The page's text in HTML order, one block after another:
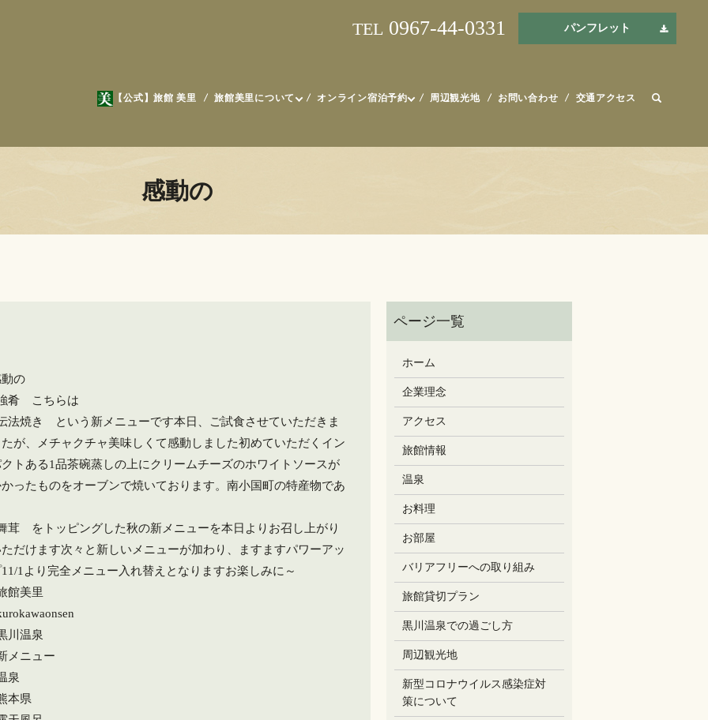
【公式】旅館 美里 旅館美里について オンライン宿泊予約 周辺観光地 お問い合わせ 交通アクセス
TEL 0967-44-0331 パンフレット
感動の
動の
肴 こちらは
法焼き という新メニューです本日、ご試食させていただきま
が、メチャクチャ美味しくて感動しました️初めていただくイン
トある1品茶碗蒸しの上にクリームチーズのホワイトソースが
ったものをオーブンで焼いております。南小国町の特産物であ
茸 をトッピングした秋の新メニューを本日よりお召し上がり
だけます️次々と新しいメニューが加わり、ますますパワーアッ
1より完全メニュー入れ替えとなりますお楽しみに～
館美里
川温泉
メニュー
泉
本県
ホーム
企業理念
アクセス
旅館情報
温泉
お料理
お部屋
バリアフリーへの取り組み
旅館貸切プラン
黒川温泉での過ごし方
周辺観光地
新型コロナウイルス感染症対
策について